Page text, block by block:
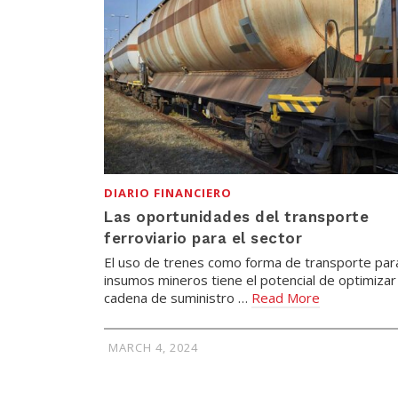
DIARIO FINANCIERO
Las oportunidades del transporte
ferroviario para el sector
El uso de trenes como forma de transporte
insumos mineros tiene el potencial de optimizar
cadena de suministro … Read More
MARCH 4, 2024